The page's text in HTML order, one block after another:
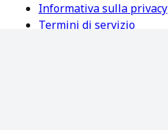
Informativa sulla privacy
Termini di servizio